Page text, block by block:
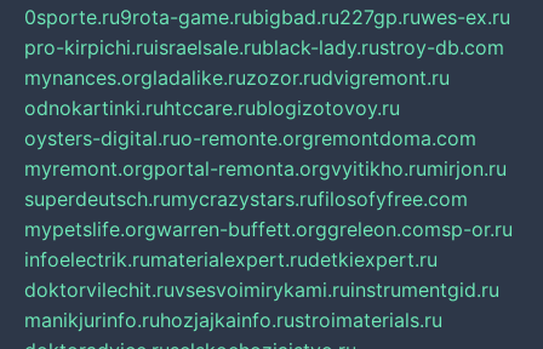
0sporte.ru9rota-game.rubigbad.ru227gp.ruwes-ex.ru
pro-kirpichi.ruisraelsale.rublack-lady.rustroy-db.com
mynances.orgladalike.ruzozor.rudvigremont.ru
odnokartinki.ruhtccare.rublogizotovoy.ru
oysters-digital.ruo-remonte.orgremontdoma.com
myremont.orgportal-remonta.orgvyitikho.rumirjon.ru
superdeutsch.rumycrazystars.rufilosofyfree.com
mypetslife.orgwarren-buffett.orggreleon.comsp-or.ru
infoelectrik.rumaterialexpert.rudetkiexpert.ru
doktorvilechit.ruvsesvoimirykami.ruinstrumentgid.ru
manikjurinfo.ruhozjajkainfo.rustroimaterials.ru